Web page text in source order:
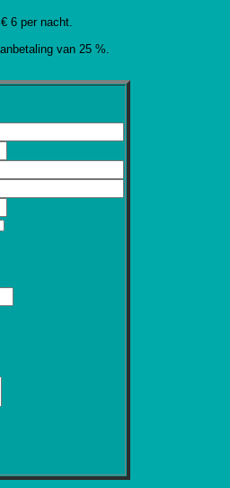
6 per nacht.
van 25 %.